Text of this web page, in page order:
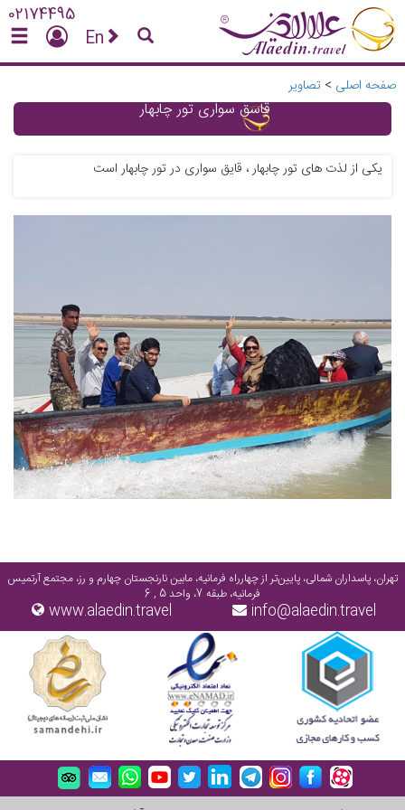
02174495
En
صفحه اصلی > تصاویر
قاسق سواری تور چابهار
یکی از لذت های تور چابهار ، قایق سواری در تور چابهار است
تهران، پاسداران شمالی، پایین‌تر از چهارراه فرمانیه، مابین نارنجستان چهارم و رز، مجتمع آرتمیس
فرمانیه، طبقه 7، واحد 5 , 6
info@alaedin.travel
www.alaedin.travel